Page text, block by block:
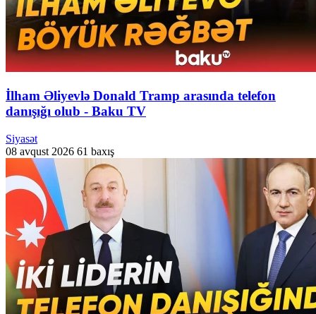
İlham Əliyevlə Donald Tramp arasında telefon
danışığı olub - Baku TV
Siyasət
08 avqust 2026 61 baxış